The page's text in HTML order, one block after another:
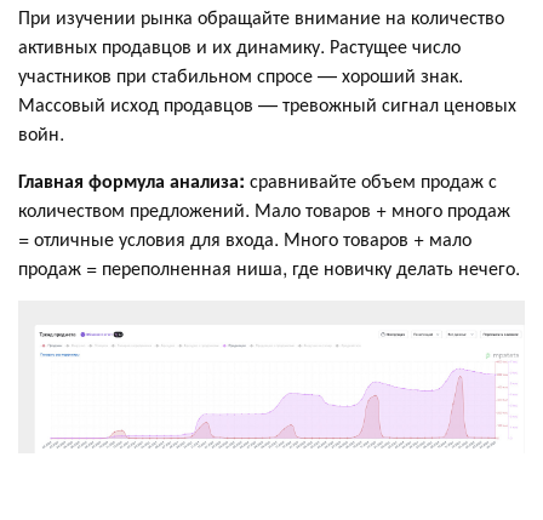
При изучении рынка обращайте внимание на количество
активных продавцов и их динамику. Растущее число
участников при стабильном спросе — хороший знак.
Массовый исход продавцов — тревожный сигнал ценовых
войн.
Главная формула анализа: сравнивайте объем продаж с
количеством предложений. Мало товаров + много продаж
= отличные условия для входа. Много товаров + мало
продаж = переполненная ниша, где новичку делать нечего.